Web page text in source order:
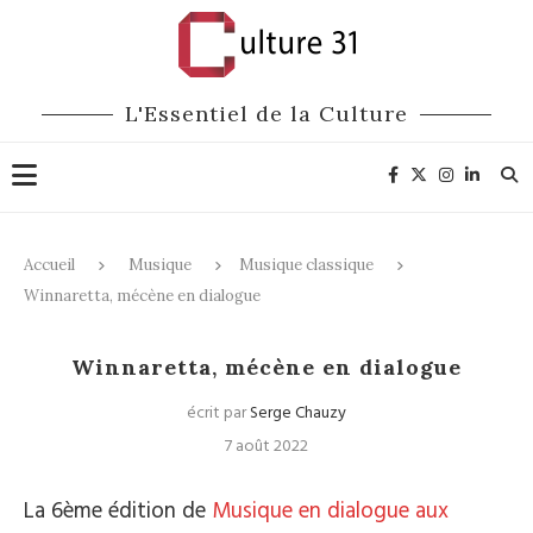
L'Essentiel de la Culture
Accueil Musique
Musique classique
Winnaretta, mécène en dialogue
Musique classique
Winnaretta, mécène en dialogue
écrit parSerge Chauzy
7 août 2022
La 6ème édition de Musique en dialogue aux